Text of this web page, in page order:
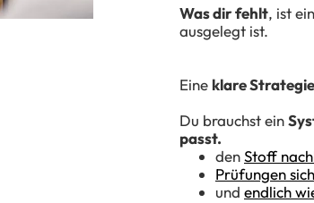
Was dir fehlt, ist
ausgelegt ist.
Eine klare Strategie
Du brauchst ein
passt.
denStoff
Prüfungen
und endlich